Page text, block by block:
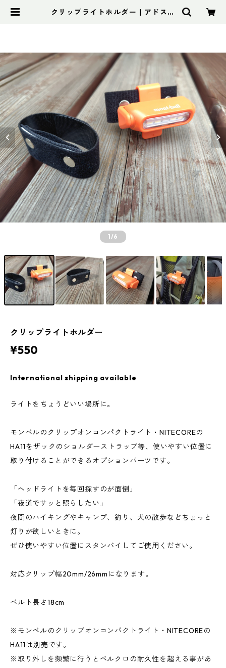
クリップライトホルダー | アドスポ
1/6
クリップライトホルダー
¥550
International shipping available
ライトをちょうどいい場所に。
モンベルのクリップオンコンパクトライト・NITECOREの
HA11をザックのショルダーストラップ等、使いやすい位置に
取り付けることができるオプションパーツです。
「ヘッドライトを毎回探すのが面倒」
「夜道でサッと照らしたい」
夜間のハイキングやキャンプ、釣り、犬の散歩などちょっと
灯りが欲しいときに。
ぜひ使いやすい位置にスタンバイしてご使用ください。
対応クリップ幅20mm/26mmになります。
ベルト長さ18cm
※モンベルのクリップオンコンパクトライト・NITECOREの
HA11は別売です。
※取り外しを頻繁に行うとベルクロの耐久性を超える事があ